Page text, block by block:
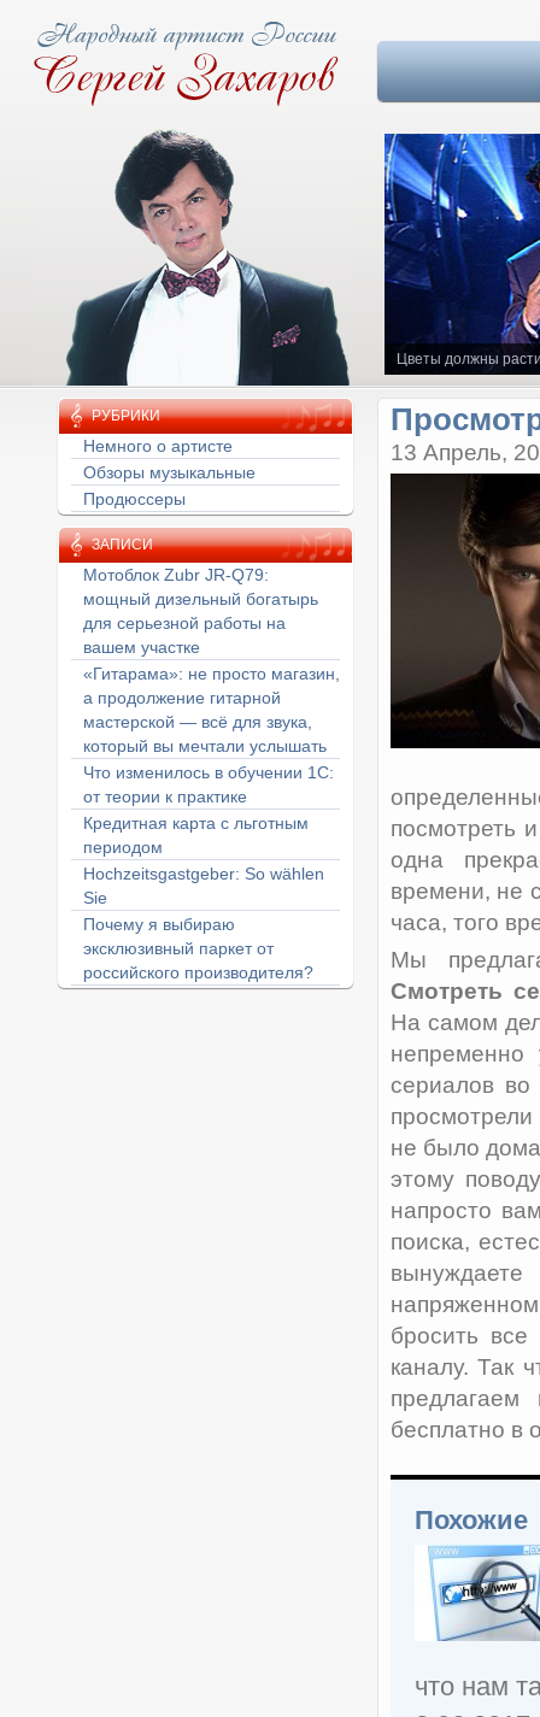
Цветы должны
РУБРИКИ
Немного о артисте
Обзоры музыкальные
Продюссеры
ЗАПИСИ
Мотоблок Zubr JR-Q79:
мощный дизельный богатырь
для серьезной работы на
вашем участке
«Гитарама»: не просто магазин,
а продолжение гитарной
мастерской — всё для звука,
который вы мечтали услышать
Что изменилось в обучении 1С:
от теории к практике
Кредитная карта с льготным
периодом
Hochzeitsgastgeber: So wählen
Sie
Почему я выбираю
эксклюзивный паркет от
российского производителя?
13 Апрель,
посмотреть
одна
времени, не
часа, того
Мы
Смотреть
На самом
непременно
сериалов
просмотрели
не было
этому
напросто
поиска,
бросить
каналу. Так
бесплатно в
Похожие
что нам